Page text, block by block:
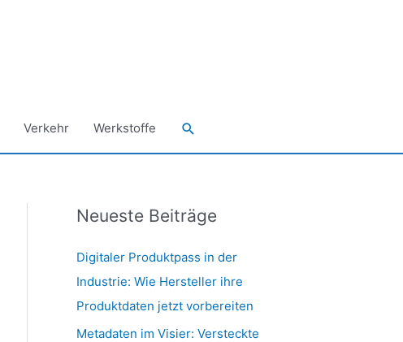
Verkehr Werkstoffe Suchen
Neueste Beiträge
Digitaler Produktpass in der
Industrie: Wie Hersteller ihre
Produktdaten jetzt vorbereiten
Metadaten im Visier: Versteckte